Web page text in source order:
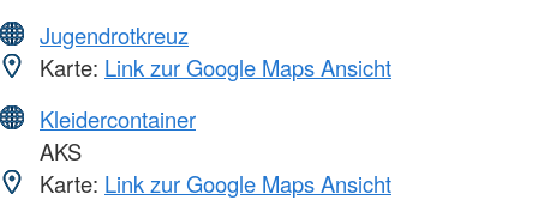
Jugendrotkreuz
Karte: Link zur Google Maps Ansicht
Kleidercontainer
AKS
Karte: Link zur Google Maps Ansicht